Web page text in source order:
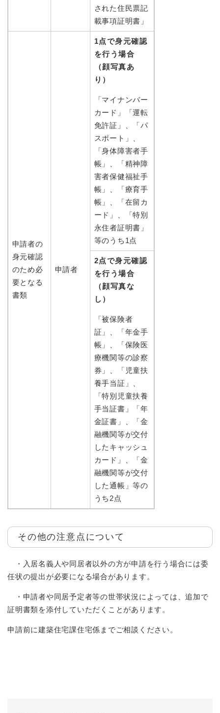
された住民票記
載事項証明書」
申請者の
身元確認
のため必
要となる
書類
申請者
1点で身元確認
を行う場合
（顔写真あ
り）
「マイナンバー
カード」「運転
免許証」、「パ
スポート」、
「身体障害者手
帳」、「精神障
害者保健福祉手
帳」、「療育手
帳」、「在留カ
ード」、「特別
永住者証明書」
等のうち1点
2点で身元確認
を行う場合
（顔写真な
し）
「被保険者
証」、「年金手
帳」、「保険医
療機関等の診察
券」、「児童扶
養手当証」、
「特別児童扶養
手当証書」「年
金証書」、「金
融機関等が交付
したキャッシュ
カード」、「金
融機関等が交付
した通帳」等の
うち2点
その他の注意点について
・入居名義人や同居者以外の方が申請を行う場合には委
任状の提出が必要になる場合があります。
・申請者や同居予定者等の世帯状況によっては、追加で
証明書類を添付していただくことがあります。
申請前に建築住宅課住宅係までご相談ください。